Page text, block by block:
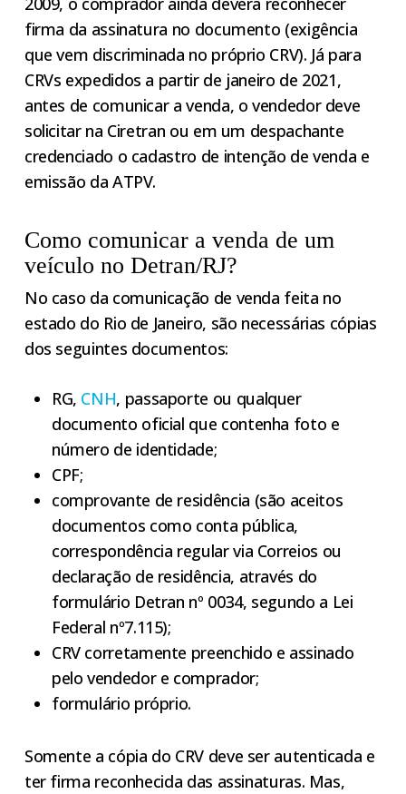
firma da assinatura no documento (exigência
que vem discriminada no próprio CRV). Já para
CRVs expedidos a partir de janeiro de 2021,
antes de comunicar a venda, o vendedor deve
solicitar na Ciretran ou em um despachante
credenciado o cadastro de intenção de venda e
emissão da ATPV.
Como comunicar a venda de um
veículo no Detran/RJ?
No caso da comunicação de venda feita no
estado do Rio de Janeiro, são necessárias cópias
dos seguintes documentos:
RG, CNH, passaporte ou qualquer
documento oficial que contenha foto e
número de identidade;
CPF;
comprovante de residência (são aceitos
documentos como conta pública,
correspondência regular via Correios ou
declaração de residência, através do
formulário Detran nº 0034, segundo a Lei
Federal nº7.115);
CRV corretamente preenchido e assinado
pelo vendedor e comprador;
formulário próprio.
Somente a cópia do CRV deve ser autenticada e
ter firma reconhecida das assinaturas. Mas,